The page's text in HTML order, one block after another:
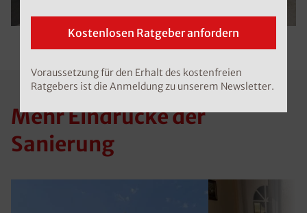
Mehr Eindrücke der
Sanierung
Kostenlosen Ratgeber anfordern
Voraussetzung für den Erhalt des kostenfreien
Ratgebers ist die Anmeldung zu unserem Newsletter.